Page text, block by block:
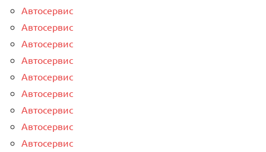
Автосервис
Автосервис
Автосервис
Автосервис
Автосервис
Автосервис
Автосервис
Автосервис
Автосервис